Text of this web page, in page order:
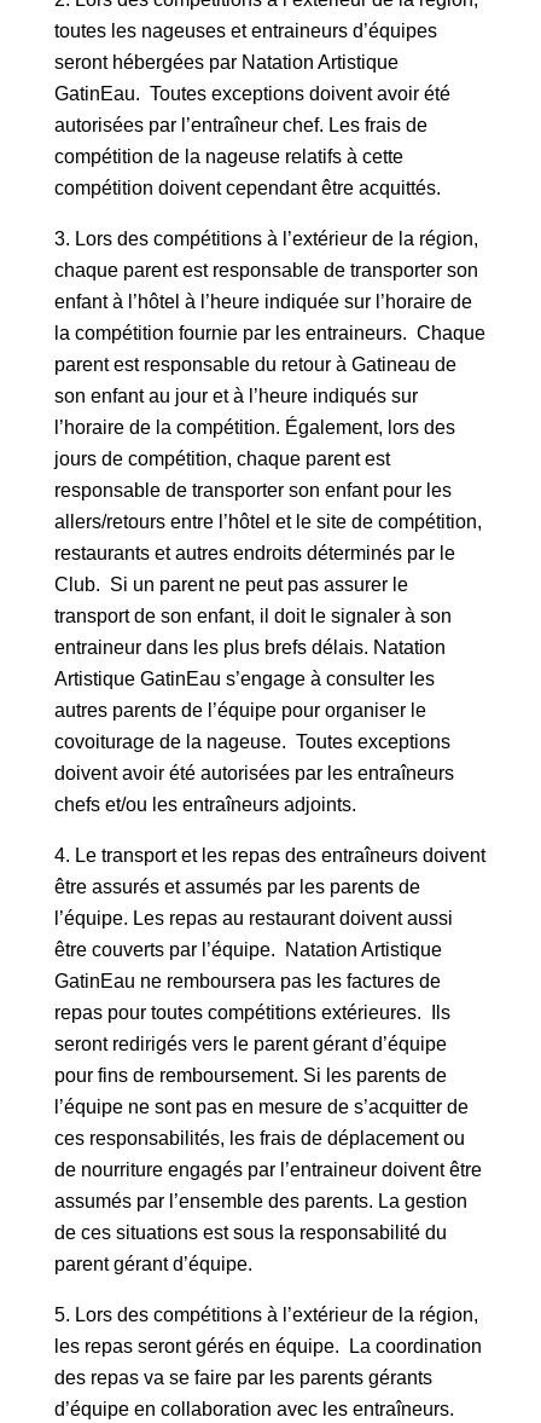
toutes les nageuses et entraineurs d’équipes
seront hébergées par Natation Artistique
GatinEau. Toutes exceptions doivent avoir été
autorisées par l’entraîneur chef. Les frais de
compétition de la nageuse relatifs à cette
compétition doivent cependant être acquittés.
Lors des compétitions à l’extérieur de la région,
chaque parent est responsable de transporter son
enfant à l’hôtel à l’heure indiquée sur l’horaire de
la compétition fournie par les entraineurs. Chaque
parent est responsable du retour à Gatineau de
son enfant au jour et à l’heure indiqués sur
l’horaire de la compétition. Également, lors des
jours de compétition, chaque parent est
responsable de transporter son enfant pour les
allers/retours entre l’hôtel et le site de compétition,
restaurants et autres endroits déterminés par le
Club. Si un parent ne peut pas assurer le
transport de son enfant, il doit le signaler à son
entraineur dans les plus brefs délais. Natation
Artistique GatinEau s’engage à consulter les
autres parents de l’équipe pour organiser le
covoiturage de la nageuse. Toutes exceptions
doivent avoir été autorisées par les entraîneurs
chefs et/ou les entraîneurs adjoints.
Le transport et les repas des entraîneurs doivent
être assurés et assumés par les parents de
l’équipe. Les repas au restaurant doivent aussi
être couverts par l’équipe. Natation Artistique
GatinEau ne remboursera pas les factures de
repas pour toutes compétitions extérieures. Ils
seront redirigés vers le parent gérant d’équipe
pour fins de remboursement. Si les parents de
l’équipe ne sont pas en mesure de s’acquitter de
ces responsabilités, les frais de déplacement ou
de nourriture engagés par l’entraineur doivent être
assumés par l’ensemble des parents. La gestion
de ces situations est sous la responsabilité du
parent gérant d’équipe.
Lors des compétitions à l’extérieur de la région,
les repas seront gérés en équipe. La coordination
des repas va se faire par les parents gérants
d’équipe en collaboration avec les entraîneurs.